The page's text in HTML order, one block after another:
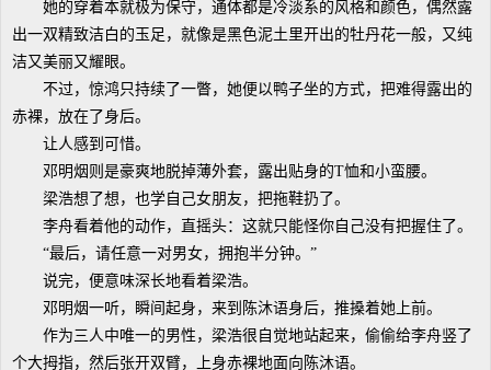
她的穿着本就极为保守，通体都是冷淡系的风格和颜色，偶然露
出一双精致洁白的玉足，就像是黑色泥土里开出的牡丹花一般，又纯
洁又美丽又耀眼。
不过，惊鸿只持续了一瞥，她便以鸭子坐的方式，把难得露出的
赤裸，放在了身后。
让人感到可惜。
邓明烟则是豪爽地脱掉薄外套，露出贴身的T恤和小蛮腰。
梁浩想了想，也学自己女朋友，把拖鞋扔了。
李舟看着他的动作，直摇头：这就只能怪你自己没有把握住了。
“最后，请任意一对男女，拥抱半分钟。”
说完，便意味深长地看着梁浩。
邓明烟一听，瞬间起身，来到陈沐语身后，推搡着她上前。
作为三人中唯一的男性，梁浩很自觉地站起来，偷偷给李舟竖了
个大拇指，然后张开双臂，上身赤裸地面向陈沐语。